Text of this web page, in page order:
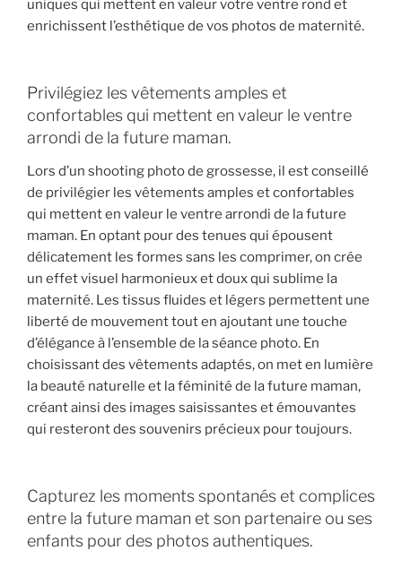
uniques qui mettent en valeur votre ventre rond et
enrichissent l’esthétique de vos photos de maternité.
Privilégiez les vêtements amples et
confortables qui mettent en valeur le ventre
arrondi de la future maman.
Lors d’un shooting photo de grossesse, il est conseillé
de privilégier les vêtements amples et confortables
qui mettent en valeur le ventre arrondi de la future
maman. En optant pour des tenues qui épousent
délicatement les formes sans les comprimer, on crée
un effet visuel harmonieux et doux qui sublime la
maternité. Les tissus fluides et légers permettent une
liberté de mouvement tout en ajoutant une touche
d’élégance à l’ensemble de la séance photo. En
choisissant des vêtements adaptés, on met en lumière
la beauté naturelle et la féminité de la future maman,
créant ainsi des images saisissantes et émouvantes
qui resteront des souvenirs précieux pour toujours.
Capturez les moments spontanés et complices
entre la future maman et son partenaire ou ses
enfants pour des photos authentiques.